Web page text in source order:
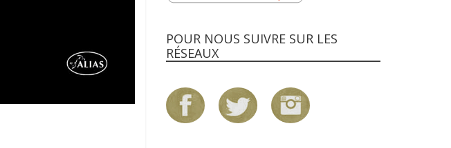
POUR NOUS SUIVRE SUR LES
RÉSEAUX